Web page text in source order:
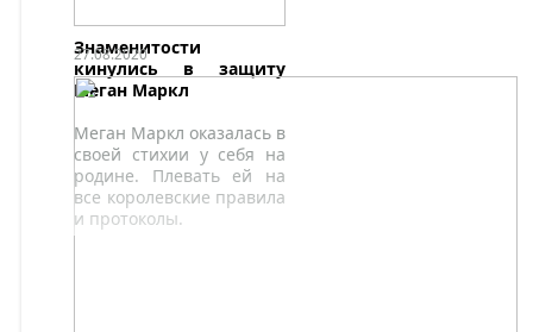
Знаменитости
кинулись в защиту
Меган Маркл
Меган Маркл оказалась в
своей стихии у себя на
родине. Плевать ей на
все королевские правила
и протоколы.
американского
27.08.2020